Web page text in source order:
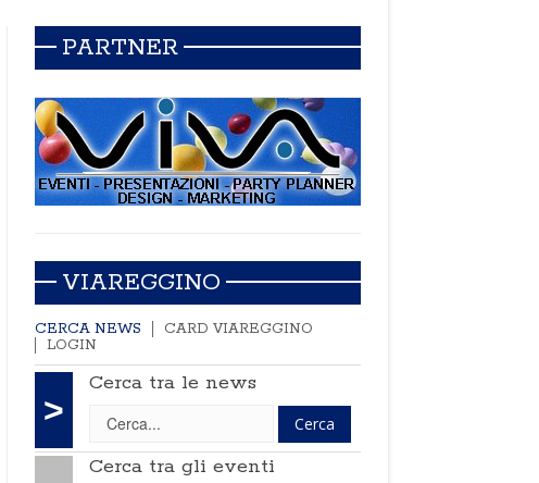
PARTNER
VIAREGGINO
CERCA NEWS
CARD VIAREGGINO
LOGIN
>
Cerca tra le news
Cerca tra gli eventi